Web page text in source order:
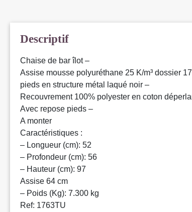
Descriptif
Chaise de bar îlot –
Assise mousse polyuréthane 25 K/m³ dossier 17
pieds en structure métal laqué noir –
Recouvrement 100% polyester en coton
Avec repose pieds –
A monter
Caractéristiques :
– Longueur (cm): 52
– Profondeur (cm): 56
– Hauteur (cm): 97
Assise 64 cm
– Poids (Kg): 7.300 kg
Ref: 1763TU